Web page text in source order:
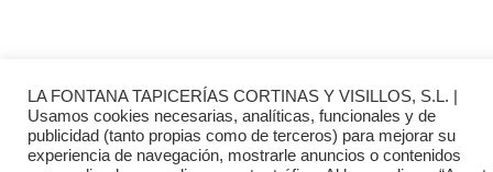
LA FONTANA TAPICERÍAS CORTINAS Y VISILLOS, S.L. |
Usamos cookies necesarias, analíticas, funcionales y de
publicidad (tanto propias como de terceros) para mejorar su
experiencia de navegación, mostrarle anuncios o contenidos